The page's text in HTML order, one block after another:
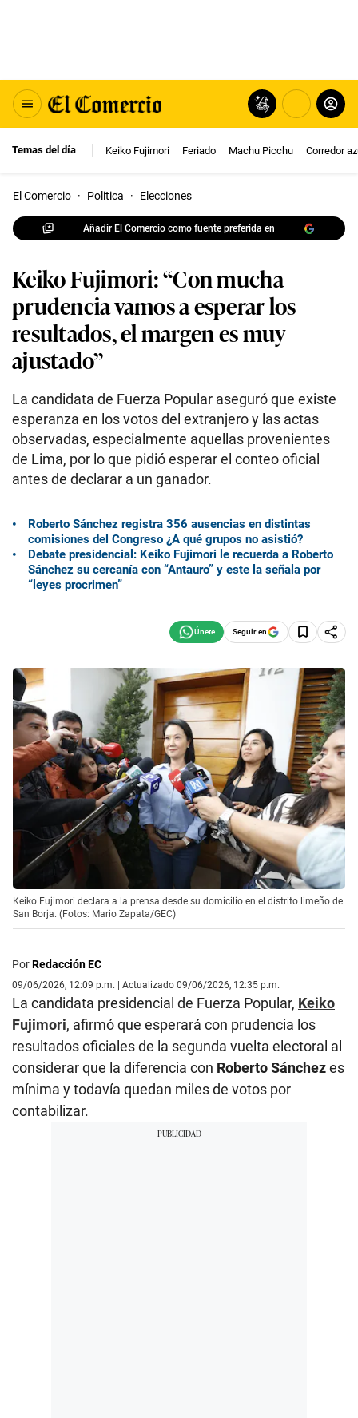
Temas del día Keiko Fujimori Feriado Machu Picchu Corredor
El Comercio · Politica · Elecciones
Añadir El Comercio como fuente preferida en
Keiko Fujimori: “Con mucha
prudencia vamos a esperar los
resultados, el margen es muy
ajustado”
La candidata de Fuerza Popular aseguró que existe
esperanza en los votos del extranjero y las actas
observadas, especialmente aquellas provenientes
de Lima, por lo que pidió esperar el conteo oficial
antes de declarar a un ganador.
Roberto Sánchez registra 356 ausencias en distintas
comisiones del Congreso ¿A qué grupos no asistió?
Debate presidencial: Keiko Fujimori le recuerda a Roberto
Sánchez su cercanía con “Antauro” y este la señala por
“leyes procrimen”
Seguir en
Keiko Fujimori declara a la prensa desde su domicilio en el distrito limeño de
San Borja. (Fotos: Mario Zapata/GEC)
PorRedacción EC
09/06/2026, 12:09 p.m. | Actualizado 09/06/2026, 12:35 p.m.
La candidata presidencial de Fuerza Popular, Keiko
Fujimori, afirmó que esperará con prudencia los
resultados oficiales de la segunda vuelta electoral al
considerar que la diferencia con Roberto Sánchezes
mínima y todavía quedan miles de votos por
contabilizar.